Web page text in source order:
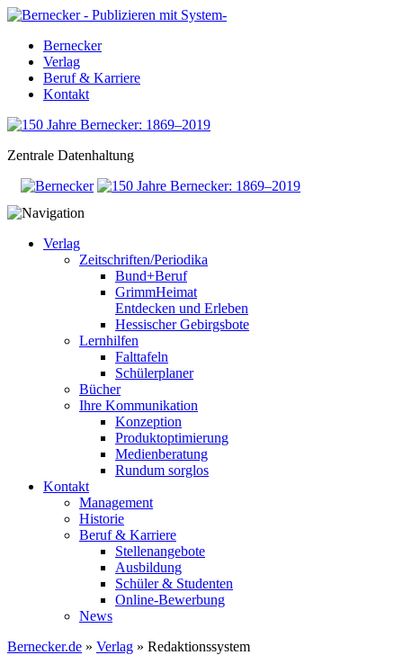
Bernecker
Verlag
Beruf & Karriere
Kontakt
Zentrale Datenhaltung
Verlag
Zeitschriften/Periodika
Bund+Beruf
GrimmHeimat
Entdecken und Erleben
Hessischer Gebirgsbote
Lernhilfen
Falttafeln
Schülerplaner
Bücher
Ihre Kommunikation
Konzeption
Produktoptimierung
Medienberatung
Rundum sorglos
Kontakt
Management
Historie
Beruf & Karriere
Stellenangebote
Ausbildung
Schüler & Studenten
Online-Bewerbung
News
Bernecker.de » Verlag » Redaktionssystem